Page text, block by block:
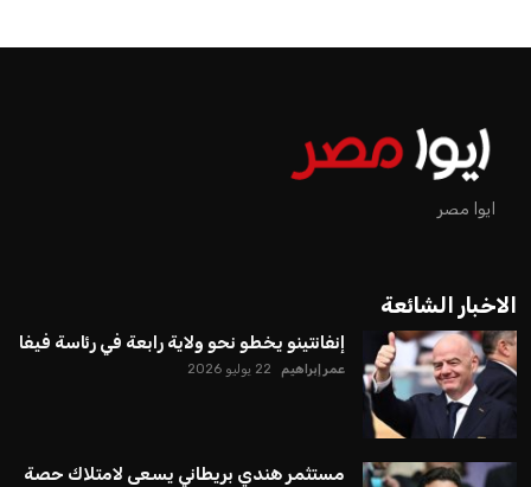
ايوا مصر
الاخبار الشائعة
إنفانتينو يخطو نحو ولاية رابعة في رئاسة فيفا
عمر إبراهيم 22 يوليو 2026
مستثمر هندي بريطاني يسعى لامتلاك حصة